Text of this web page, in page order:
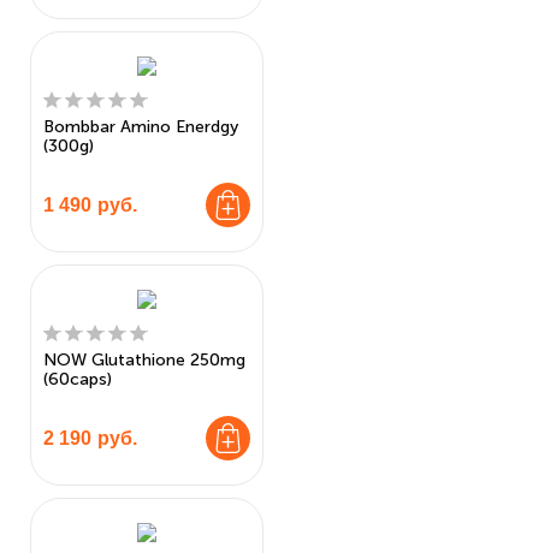
Bombbar Amino Enerdgy
(300g)
1 490 руб.
NOW Glutathione 250mg
(60caps)
2 190 руб.